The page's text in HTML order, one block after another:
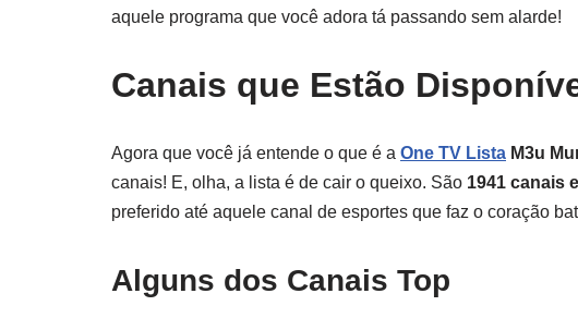
aquele programa que você adora tá passando sem alarde!
Canais que Estão
Agora que você já entende o que é a One TV Lista M3u
canais! E, olha, a lista é de cair o queixo. São 1941 canais
preferido até aquele canal de esportes que faz o coração
Alguns dos Canais Top